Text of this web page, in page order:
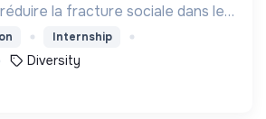
la fracture sociale dans les
notamment en venant vivre
et en créant des liens.
Internship
Diversity